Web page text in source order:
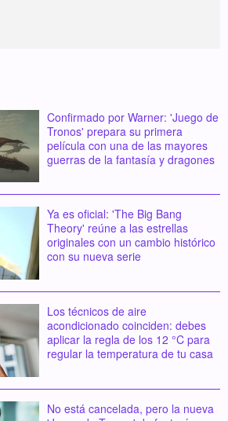
Confirmado por Warner: 'Juego de
Tronos' prepara su primera
película con una de las mayores
guerras de la fantasía y dragones
Ya es oficial: 'The Big Bang
Theory' reúne a las estrellas
originales con un cambio histórico
con su nueva serie
Los técnicos de aire
acondicionado coinciden: debes
aplicar la regla de los 12 °C para
regular la temperatura de tu casa
No está cancelada, pero la nueva